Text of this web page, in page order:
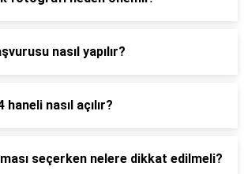
nasıl yapılır?
nasıl açılır?
seçerken nelere dikkat edilmeli?